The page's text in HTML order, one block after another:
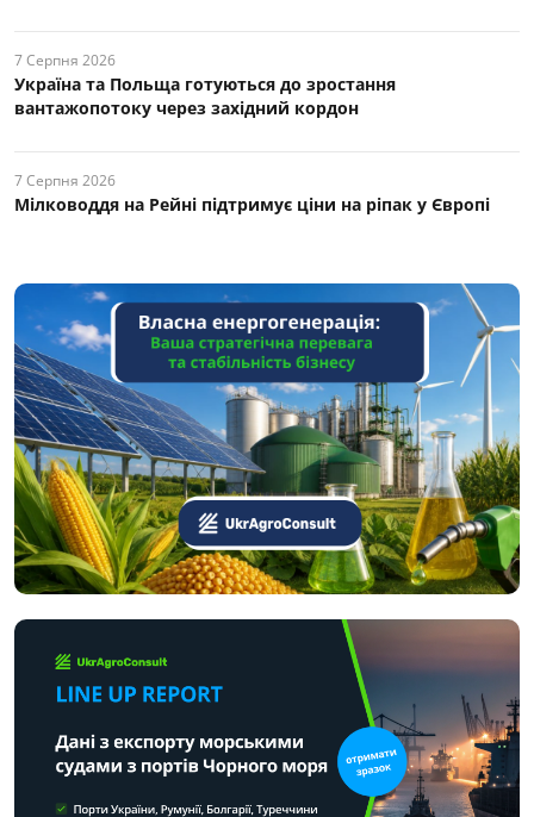
7 Серпня 2026
Україна та Польща готуються до зростання
вантажопотоку через західний кордон
7 Серпня 2026
Мілководдя на Рейні підтримує ціни на ріпак у Європі